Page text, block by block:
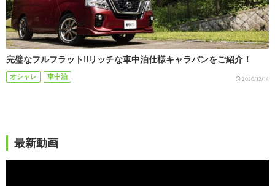
完璧なフルフラット!!リッチな車中泊仕様キャラバンをご紹介！
オシャレ 車中泊 2020/12/14
最新動画